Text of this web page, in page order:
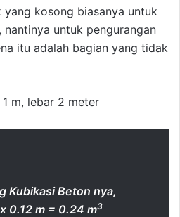
kosong biasanya untuk
untuk pengurangan
itu adalah bagian yang tidak
m, lebar 2 meter
Kubikasi Beton nya,
0.12 m = 0.24 m3